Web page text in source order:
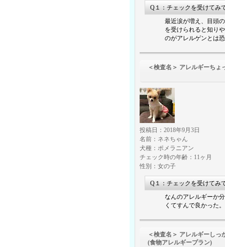
Q１：チェックを受けてみ
最近涙が増え、目頭
を受けられると知り
のがアレルゲンとは
＜検査名＞ アレルギーち
投稿日：2018年9月3日
名前：ネネちゃん
犬種：ポメラニアン
チェック時の年齢：11ヶ月
性別：女の子
Q１：チェックを受けてみ
なんのアレルギーか
くてすんで良かった。
＜検査名＞ アレルギーし
(食物アレルギープラン)